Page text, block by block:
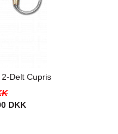
Delt Cupris
DKK